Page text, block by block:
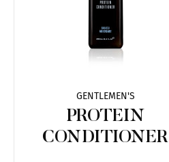
GENTLEMEN'S
PROTEIN
CONDITIONER